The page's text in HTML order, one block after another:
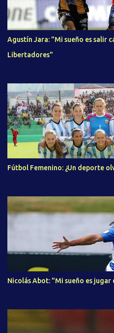
Agustín Jara: "Mi sueño es salir
Libertadores"
Fútbol Femenino: ¿Un deporte
Nicolás Abot: "Mi sueño es